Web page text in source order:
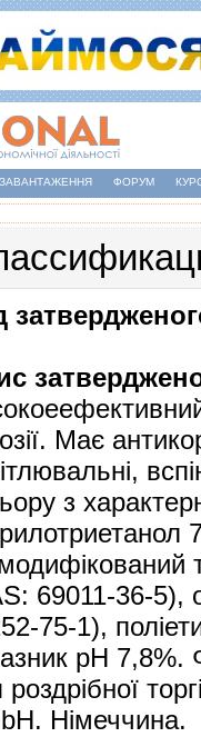
ЗАВАНТАЖЕННЯ ФОРУМ
Має
з
69011-36-5),
75-1),
pH 7,8%.
роздрібної
Німеччина.